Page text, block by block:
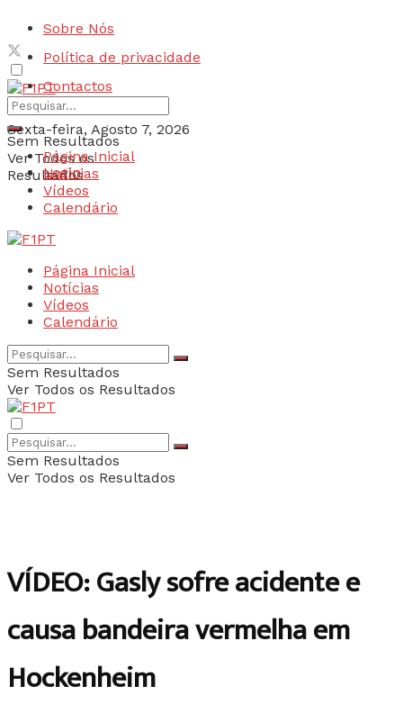
Sobre Nós
Política de privacidade
Contactos
Sexta-feira, Agosto 7, 2026
Login
Sem Resultados
Ver Todos os
Resultados
Página Inicial
Notícias
Vídeos
Calendário
Página Inicial
Notícias
Vídeos
Calendário
Sem Resultados
Ver Todos os Resultados
Sem Resultados
Ver Todos os Resultados
VÍDEO: Gasly sofre acidente e
causa bandeira vermelha em
Hockenheim